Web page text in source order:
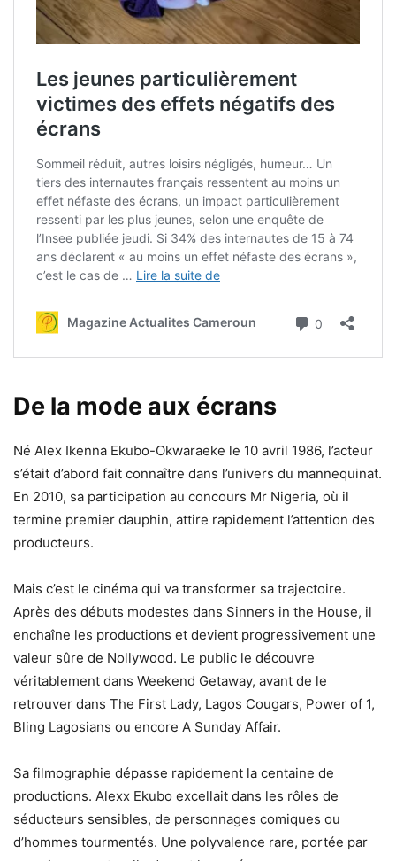
De la mode aux écrans
Né Alex Ikenna Ekubo-Okwaraeke le 10 avril 1986, l’acteur
s’était d’abord fait connaître dans l’univers du mannequinat.
En 2010, sa participation au concours Mr Nigeria, où il
termine premier dauphin, attire rapidement l’attention des
producteurs.
Mais c’est le cinéma qui va transformer sa trajectoire.
Après des débuts modestes dans Sinners in the House, il
enchaîne les productions et devient progressivement une
valeur sûre de Nollywood. Le public le découvre
véritablement dans Weekend Getaway, avant de le
retrouver dans The First Lady, Lagos Cougars, Power of 1,
Bling Lagosians ou encore A Sunday Affair.
Sa filmographie dépasse rapidement la centaine de
productions. Alexx Ekubo excellait dans les rôles de
séducteurs sensibles, de personnages comiques ou
d’hommes tourmentés. Une polyvalence rare, portée par